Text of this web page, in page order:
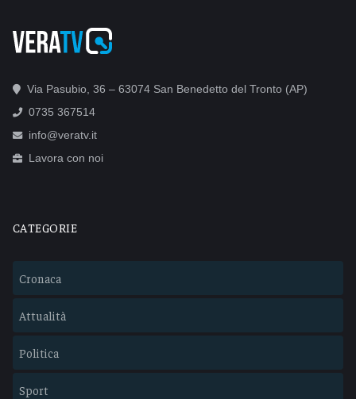
Via Pasubio, 36 – 63074 San Benedetto del Tronto (AP)
0735 367514
info@veratv.it
Lavora con noi
CATEGORIE
Cronaca
Attualità
Politica
Sport